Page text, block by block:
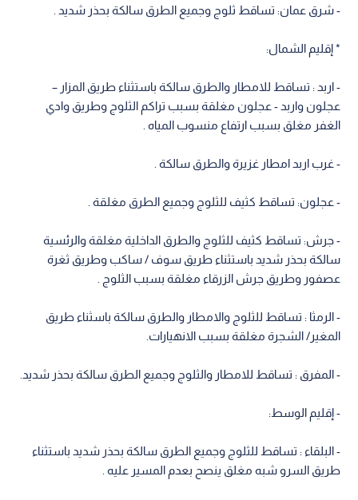
- شرق عمان: تساقط ثلوج وجميع الطرق سالكة بحذر شديد .
* إقليم الشمال:
- اربد : تساقط للامطار والطرق سالكة باستثناء طريق المزار –
عجلون واربد - عجلون مغلقة بسبب تراكم الثلوج وطريق وادي
الغفر مغلق بسبب ارتفاع منسوب المياه .
- غرب اربد امطار غزيرة والطرق سالكة .
- عجلون: تساقط كثيف للثلوج وجميع الطرق مغلقة .
- جرش: تساقط كثيف للثلوج والطرق الداخلية مغلقة والرئسية
سالكة بحذر شديد باستثناء طريق سوف / ساكب وطريق ثغرة
عصفور وطريق جرش الزرقاء مغلقة بسبب الثلوج .
- الرمثا : تساقط للثلوج والامطار والطرق سالكة باسثناء طريق
المغير/ الشجرة مغلقة بسبب الانهيارات.
- المفرق : تساقط للامطار والثلوج وجميع الطرق سالكة بحذر شديد.
- إقليم الوسط:
- البلقاء : تساقط للثلوج وجميع الطرق سالكة بحذر شديد باستثناء
طريق السرو شبه مغلق ينصح بعدم المسير عليه .